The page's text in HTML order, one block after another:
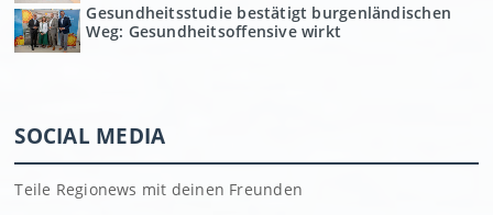
Gesundheitsstudie bestätigt burgenländischen
Weg: Gesundheitsoffensive wirkt
SOCIAL MEDIA
Teile Regionews mit deinen Freunden